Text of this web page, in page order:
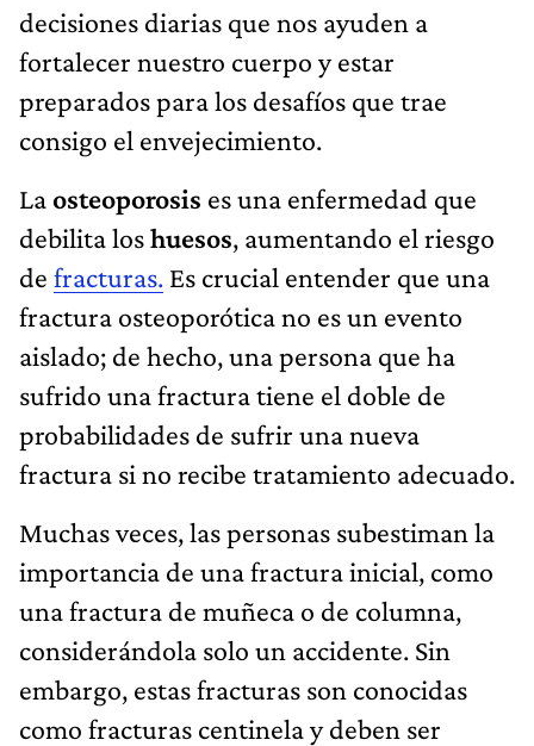
decisiones diarias que nos ayuden a
fortalecer nuestro cuerpo y estar
preparados para los desafíos que trae
consigo el envejecimiento.
Laosteoporosis es una enfermedad que
debilita loshuesos, aumentando el riesgo
de fracturas. Es crucial entender que una
fractura osteoporótica no es un evento
aislado; de hecho, una persona que ha
sufrido una fractura tiene el doble de
probabilidades de sufrir una nueva
fractura si no recibe tratamiento adecuado.
Muchas veces, las personas subestiman la
importancia de una fractura inicial, como
una fractura de muñeca o de columna,
considerándola solo un accidente. Sin
embargo, estas fracturas son conocidas
como fracturas centinela y deben ser